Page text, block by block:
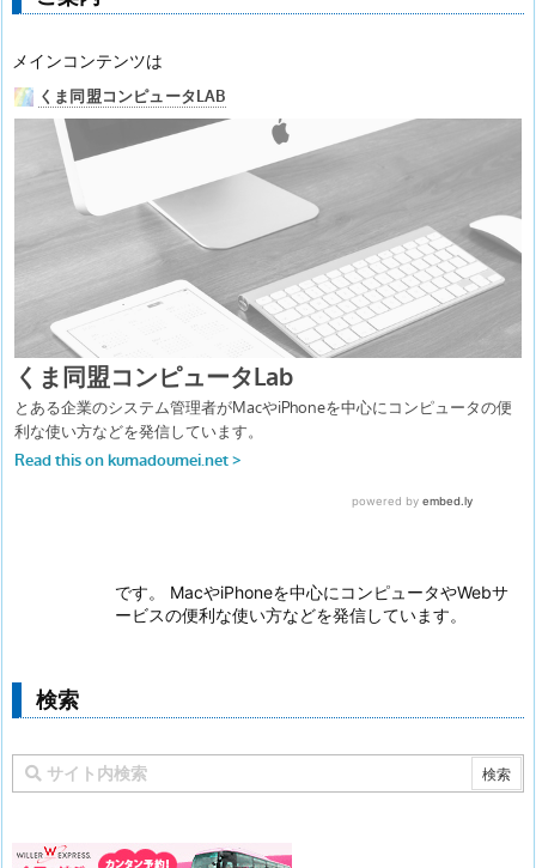
メインコンテンツは
です。 MacやiPhoneを中心にコンピュータやWebサ
ービスの便利な使い方などを発信しています。
検索